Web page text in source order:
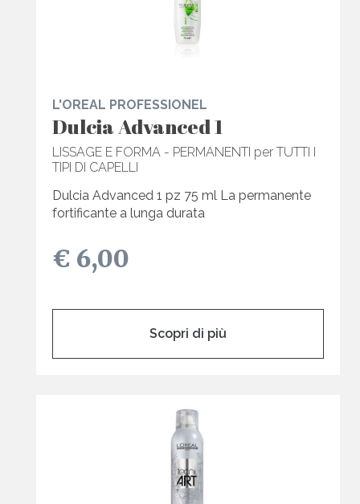
L'OREAL PROFESSIONEL
Dulcia Advanced 1
LISSAGE E FORMA - PERMANENTI per TUTTI I
TIPI DI CAPELLI
Dulcia Advanced 1 pz 75 ml La permanente
fortificante a lunga durata
€ 6,00
Scopri di più